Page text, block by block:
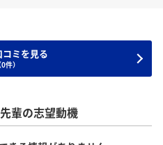
ミを見る
0件）
輩の志望動機